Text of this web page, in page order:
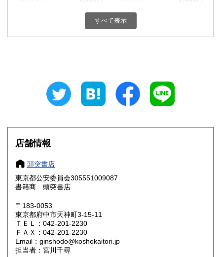
1,800円 群馬県
埼玉県 千葉県
1,800円 富山県
1,800円 福井県
1,800円 1,800円
岐阜県
愛知県
滋賀県
大阪府 1,800円
奈良県 1,800円
鳥取県
すべて表示
店舗情報
頭突書店
東京都公安委員会305551009087
書籍商 頭突書店
〒183-0053
東京都府中市天神町3-15-11
ＴＥＬ：042-201-2230
ＦＡＸ：042-201-2230
Email：ginshodo@koshokaitori.jp
担当者：宮川千尋